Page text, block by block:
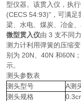
型仪器。该贯入仪，执
(CECS 54:93)"，可满足
梁、水电、煤炭、冶金
微型贯入仪由 3 支不同
测力计利用弹簧的压缩
别为 20N、40N 和60N
示。
测头参数表
测头型号
A测
测头规格